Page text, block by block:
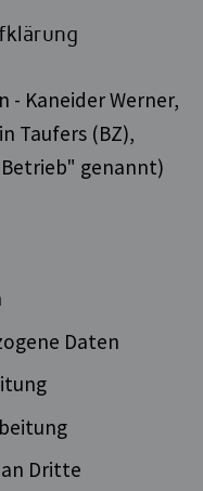
- Kaneider Werner,
Taufers (BZ),
genannt)
Daten
Dritte